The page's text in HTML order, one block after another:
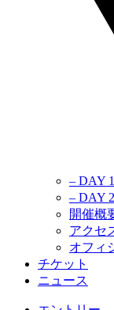
– DAY
– DAY
開催概
アクセ
オフィ
チケット
ニュース